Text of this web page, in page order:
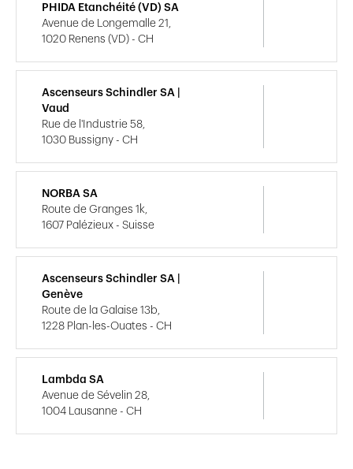
PHIDA Etanchéité (VD) SA
Avenue de Longemalle 21,
1020 Renens (VD) - CH
Ascenseurs Schindler SA |
Vaud
Rue de l'Industrie 58,
1030 Bussigny - CH
NORBA SA
Route de Granges 1k,
1607 Palézieux - Suisse
Ascenseurs Schindler SA |
Genève
Route de la Galaise 13b,
1228 Plan-les-Ouates - CH
Lambda SA
Avenue de Sévelin 28,
1004 Lausanne - CH